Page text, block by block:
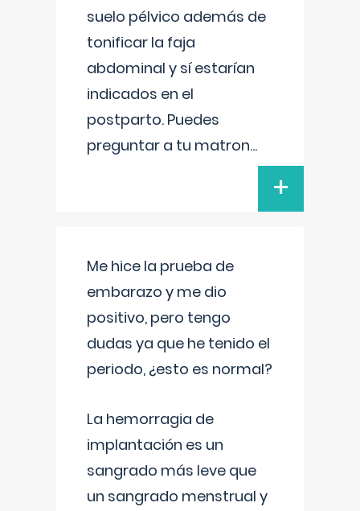
suelo pélvico además de
tonificar la faja
abdominal y sí estarían
indicados en el
postparto. Puedes
preguntar a tu matron...
+
Me hice la prueba de
embarazo y me dio
positivo, pero tengo
dudas ya que he tenido el
periodo, ¿esto es normal?
La hemorragia de
implantación es un
sangrado más leve que
un sangrado menstrual y